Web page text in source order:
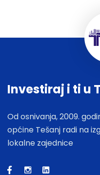
Investiraj i ti u
Od osnivanja, 2009.
općine Tešanj radi na
lokalne zajednice